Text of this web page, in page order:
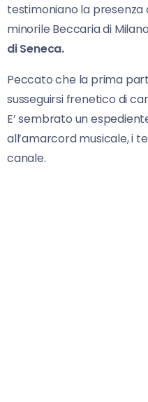
testimoniano la
minorile Beccaria di
di Seneca.
Peccato che la prima
susseguirsi frenetico di
E’ sembrato un
all’amarcord musicale, i
canale.